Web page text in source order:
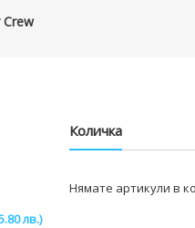
лв.)
Количка
Нямате артикули в